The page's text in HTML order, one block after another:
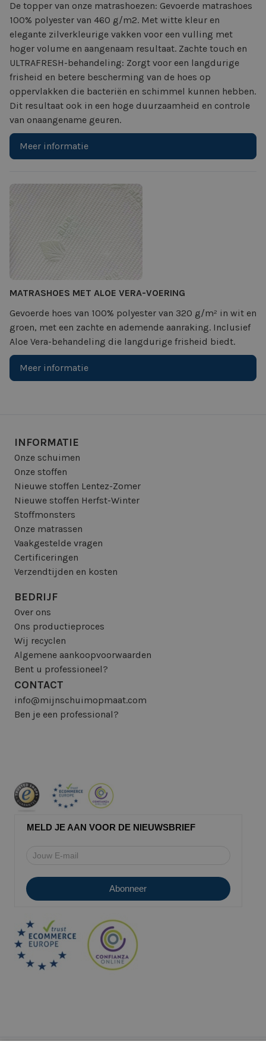
De topper van onze matrashoezen: Gevoerde matrashoes
100% polyester van 460 g/m2. Met witte kleur en
elegante zilverkleurige vakken voor een vulling met
hoger volume en aangenaam resultaat. Zachte touch en
ULTRAFRESH-behandeling: Zorgt voor een langdurige
frisheid en betere bescherming van de hoes op
oppervlakken die bacteriën en schimmel kunnen hebben.
Dit resultaat ook in een hoge duurzaamheid en controle
van onaangename geuren.
Meer informatie
MATRASHOES MET ALOE VERA-VOERING
Gevoerde hoes van 100% polyester van 320 g/m² in wit en
groen, met een zachte en ademende aanraking. Inclusief
Aloe Vera-behandeling die langdurige frisheid biedt.
Meer informatie
INFORMATIE
Onze schuimen
Onze stoffen
Nieuwe stoffen Lentez-Zomer
Nieuwe stoffen Herfst-Winter
Stoffmonsters
Onze matrassen
Vaakgestelde vragen
Certificeringen
Verzendtijden en kosten
BEDRIJF
Over ons
Ons productieproces
Wij recyclen
Algemene aankoopvoorwaarden
Bent u professioneel?
CONTACT
info@mijnschuimopmaat.com
Ben je een professional?
MELD JE AAN VOOR DE NIEUWSBRIEF